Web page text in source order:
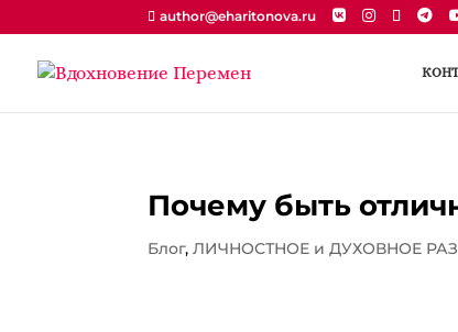
author@eharitonova.ru
Почему быть
Блог,ЛИЧНОСТНОЕ и ДУХОВНОЕ